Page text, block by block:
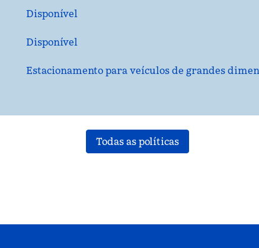
Disponível
Disponível
Estacionamento para veículos de grandes
Todas as políticas